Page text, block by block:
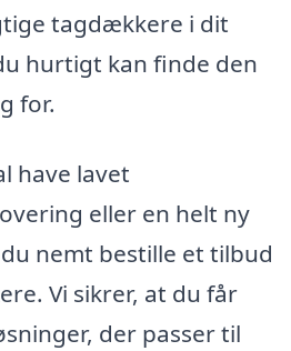
tagdækkere i dit
hurtigt kan finde den
for.
have lavet
eller en helt ny
nemt bestille et tilbud
Vi sikrer, at du får
der passer til